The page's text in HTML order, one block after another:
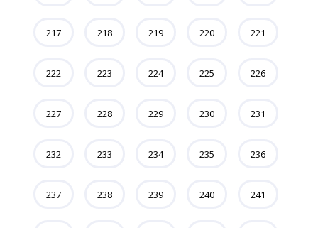
217 218 219 220 221
222 223 224 225 226
227 228 229 230 231
232 233 234 235 236
237 238 239 240 241